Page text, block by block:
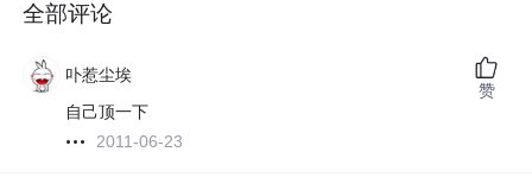
全部评论
卟惹尘埃
自己顶一下
2011-06-23
赞